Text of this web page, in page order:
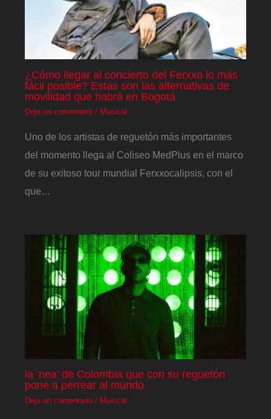
¿Cómo llegar al concierto del Ferxxo lo más
fácil posible? Estas son las alternativas de
movilidad que habrá en Bogotá
Deja un comentario / Musical
Uno de los artistas de reguetón más importantes
del momento llega al Coliseo MedPlus en el marco
de su exitoso tour mundial Ferxxocalipsis, con el
que…
la ‘nea’ de Colombia que con su reguetón
pone a perrear al mundo
Deja un comentario / Musical